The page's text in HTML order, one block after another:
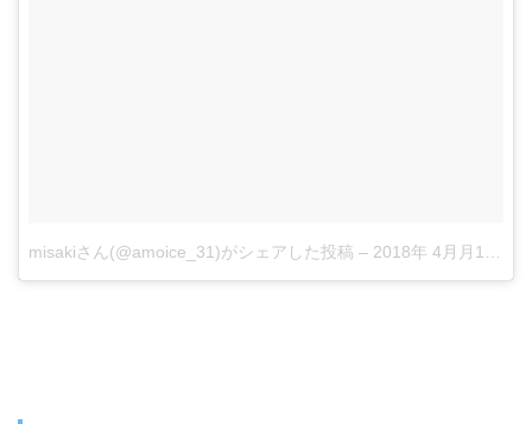
misakiさん(@amoice_31)がシェアした投稿 – 2018年 4月月16日午前12時24分PDT